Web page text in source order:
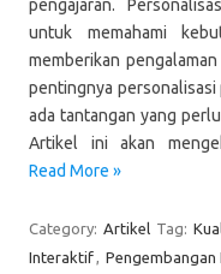
pengajaran.
untuk memahami
memberikan
pentingnya personalisasi
ada tantangan yang
Artikel ini akan
Read More »
Category: Artikel Tag:
Interaktif, Pengembangan